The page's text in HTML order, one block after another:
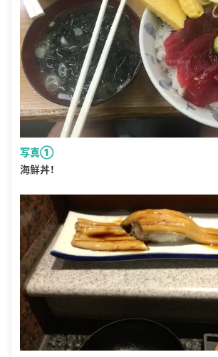
写真①
海鮮丼！